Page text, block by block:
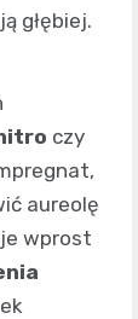
głębiej.
czy
aureolę
wprost